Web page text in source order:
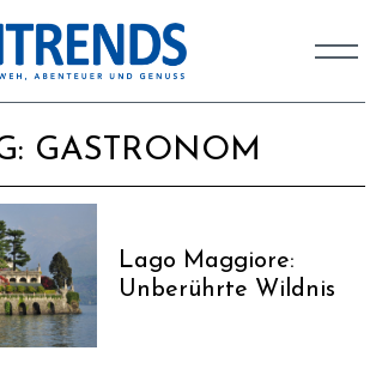
GASTRONOM
Lago Maggiore:
Unberührte Wildnis